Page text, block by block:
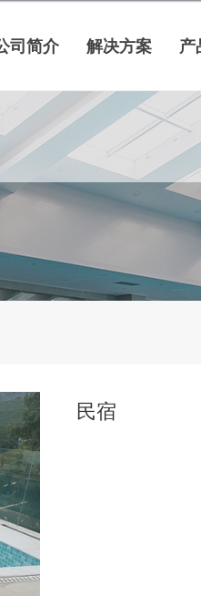
司简介 解决方案 产
民宿